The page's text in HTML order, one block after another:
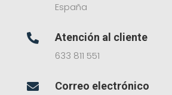
España

Atención al cliente
633 811 551
 Correo electrónico